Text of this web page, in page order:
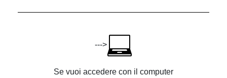
--->
Se vuoi accedere con il computer